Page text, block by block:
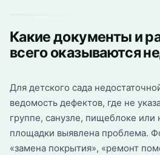
Какие документы и
всего оказываются
Для детского сада
ведомость дефектов, где не
группе, санузле, пищеблоке или
площадки выявлена проблема.
«замена покрытия», «ремонт